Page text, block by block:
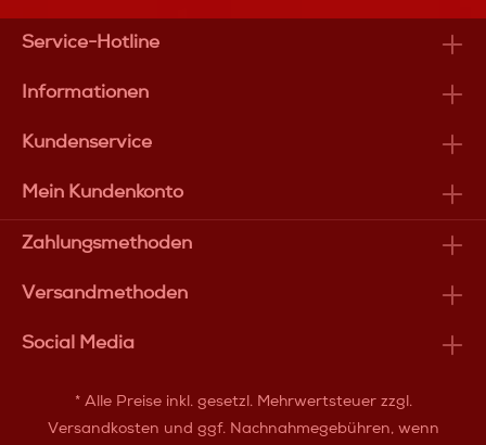
Service-Hotline
Informationen
Kundenservice
Mein Kundenkonto
Zahlungsmethoden
Versandmethoden
Social Media
* Alle Preise inkl. gesetzl. Mehrwertsteuer zzgl.
Versandkosten und ggf. Nachnahmegebühren, wenn